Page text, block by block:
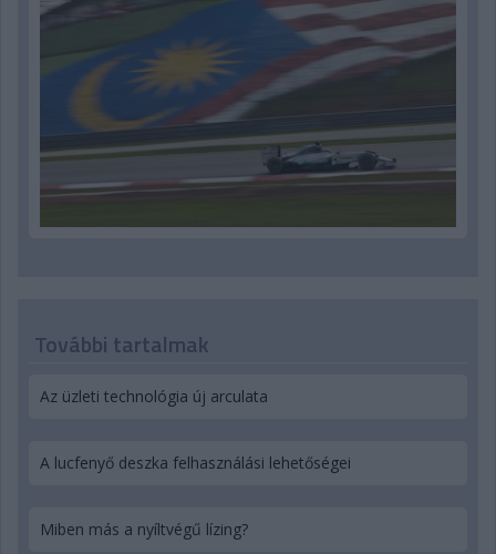
További tartalmak
Az üzleti technológia új arculata
A lucfenyő deszka felhasználási lehetőségei
Miben más a nyíltvégű lízing?